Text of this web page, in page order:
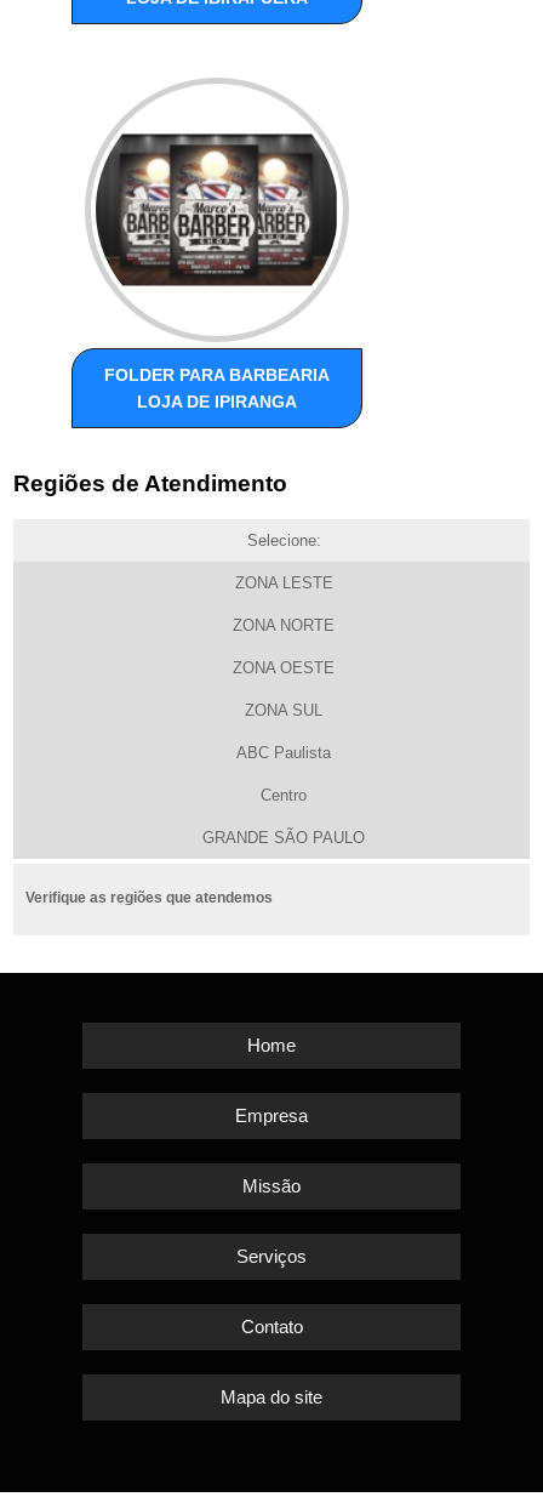
FOLDER PARA BARBEARIA
LOJA DE IPIRANGA
Regiões de Atendimento
Selecione:
ZONA LESTE
ZONA NORTE
ZONA OESTE
ZONA SUL
ABC Paulista
Centro
GRANDE SÃO PAULO
Verifique as regiões que atendemos
Home
Empresa
Missão
Serviços
Contato
Mapa do site